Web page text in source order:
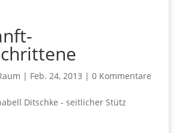
| Feb. 24, 2013 | 0 Kommentare